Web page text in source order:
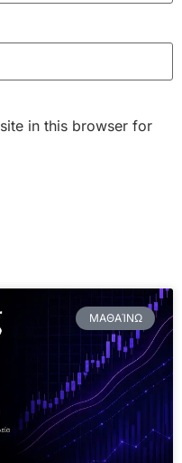
in this browser for
ΜΑΘΑΊΝΩ